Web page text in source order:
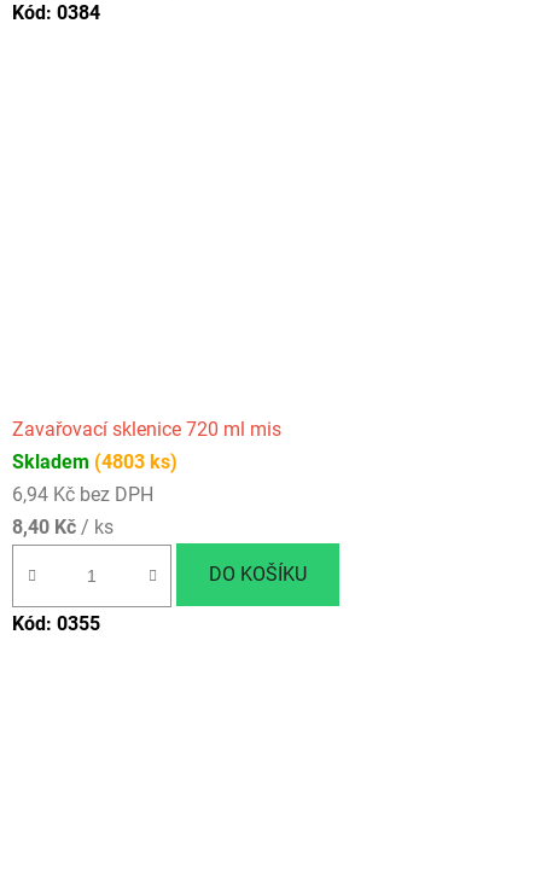
Kód: 0384
Zavařovací sklenice 720 ml mis
Skladem (4803 ks)
6,94 Kč bez DPH
8,40 Kč / ks
DO KOŠÍKU
Kód: 0355